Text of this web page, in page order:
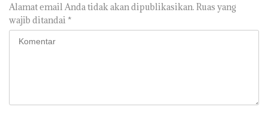
Alamat email Anda tidak akan dipublikasikan. Ruas yang
wajib ditandai *